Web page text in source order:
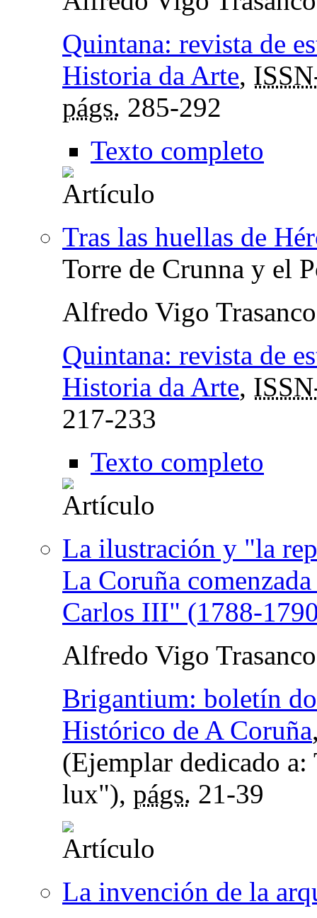
Quintana: revista de
Historia da Arte,
págs. 285-292
Texto completo
Tras las huellas de
Torre de Crunna y el
Alfredo Vigo
Quintana: revista de
Historia da Arte,
217-233
Texto completo
La ilustración y "la
La Coruña
Carlos III" (1788-
Alfredo Vigo
Brigantium: boletín
Histórico de A Coruña
(Ejemplar dedicado
lux"), págs. 21-39
La invención de la